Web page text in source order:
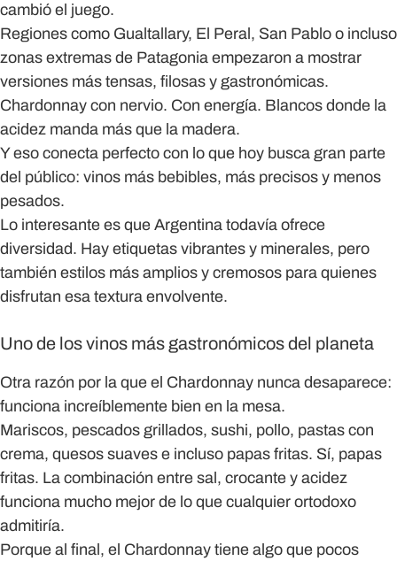
cambió el juego.
Regiones como Gualtallary, El Peral, San Pablo o incluso
zonas extremas de Patagonia empezaron a mostrar
versiones más tensas, filosas y gastronómicas.
Chardonnay con nervio. Con energía. Blancos donde la
acidez manda más que la madera.
Y eso conecta perfecto con lo que hoy busca gran parte
del público: vinos más bebibles, más precisos y menos
pesados.
Lo interesante es que Argentina todavía ofrece
diversidad. Hay etiquetas vibrantes y minerales, pero
también estilos más amplios y cremosos para quienes
disfrutan esa textura envolvente.
Uno de los vinos más gastronómicos del planeta
Otra razón por la que el Chardonnay nunca desaparece:
funciona increíblemente bien en la mesa.
Mariscos, pescados grillados, sushi, pollo, pastas con
crema, quesos suaves e incluso papas fritas. Sí, papas
fritas. La combinación entre sal, crocante y acidez
funciona mucho mejor de lo que cualquier ortodoxo
admitiría.
Porque al final, el Chardonnay tiene algo que pocos